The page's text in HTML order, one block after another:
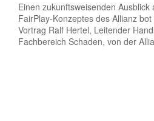
Einen zukunftsweisenden
FairPlay-Konzeptes des Allianz
Vortrag Ralf Hertel, Leitender
Fachbereich Schaden, von der